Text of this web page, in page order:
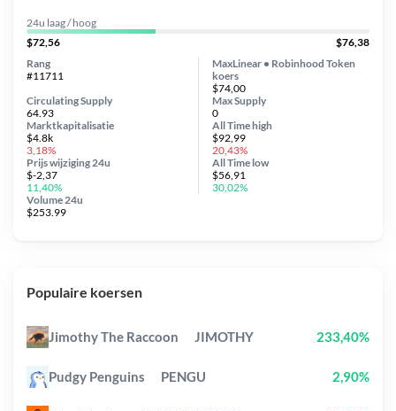
24u laag / hoog
$72,56
$76,38
MaxLinear • Robinhood Token
koers
$74,00
Circulating Supply
64.93
Prijs wijziging 24u
$-2,37
11,40%
Max Supply
0
Marktkapitalisatie
$4.8k
3,18%
Volume 24u
$253.99
Rang
#11711
All Timehigh
$92,99
20,43%
All Time low
$56,91
30,02%
Populaire koersen
Jimothy The Raccoon JIMOTHY 233,40%
Pudgy Penguins PENGU 2,90%